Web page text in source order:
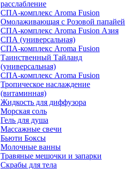
расслабление
СПА-комплекс Aroma Fusion
Омолаживающая с Розовой папайей
СПА-комплекс Aroma Fusion Азия
СПА (универсальная)
СПА-комплекс Aroma Fusion
Таинственный Тайланд
(универсальная)
СПА-комплекс Aroma Fusion
Тропическое наслаждение
(витаминная)
Жидкость для диффузора
Морская соль
Гель для душа
Массажные свечи
Бьюти Боксы
Молочные ванны
Травяные мешочки и запарки
Скрабы для тела